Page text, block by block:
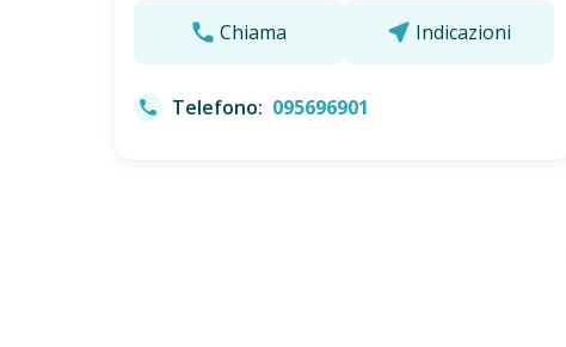
Chiama Indicazioni
Telefono: 095696901